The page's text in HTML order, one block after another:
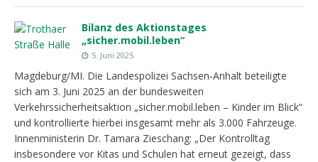
Bilanz des Aktionstages
„sicher.mobil.leben“
5. Juni 2025
Magdeburg/MI. Die Landespolizei Sachsen‑Anhalt beteiligte
sich am 3. Juni 2025 an der bundesweiten
Verkehrssicherheitsaktion „sicher.mobil.leben – Kinder im Blick“
und kontrollierte hierbei insgesamt mehr als 3.000 Fahrzeuge.
Innenministerin Dr. Tamara Zieschang: „Der Kontrolltag
insbesondere vor Kitas und Schulen hat erneut gezeigt, dass